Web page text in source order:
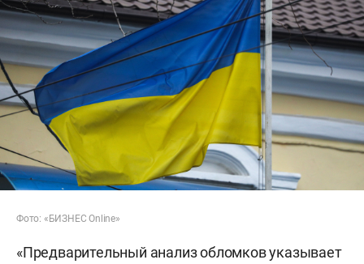
Фото: «БИЗНЕС Online»
«Предварительный анализ обломков указывает